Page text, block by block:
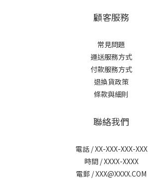
顧客服務
常見問題
運送服務方式
付款服務方式
退換貨政策
條款與細則
聯絡我們
電話 / XX-XXX-XXX-XXX
時間 / XXXX-XXXX
電郵 / XXX@XXXX.COM